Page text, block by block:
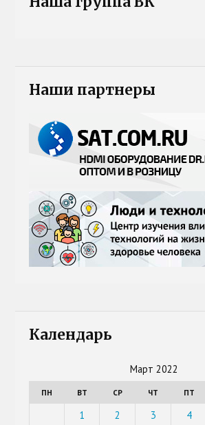
Наши партнеры
Календарь
Март 2022
ПН ВТ СР ЧТ ПТ
1 2 3 4